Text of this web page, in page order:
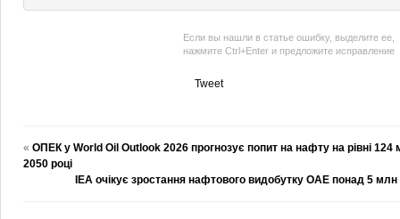
Если вы нашли в статье ошибку, выделите ее,
нажмите Ctrl+Enter и предложите исправление
Tweet
« ОПЕК у World Oil Outlook 2026 прогнозує попит на нафту на рівні 124
2050 році
IEA очікує зростання нафтового видобутку ОАЕ понад 5 млн